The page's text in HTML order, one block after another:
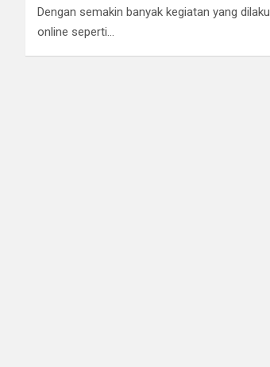
Dengan semakin banyak kegiatan yang
online seperti…